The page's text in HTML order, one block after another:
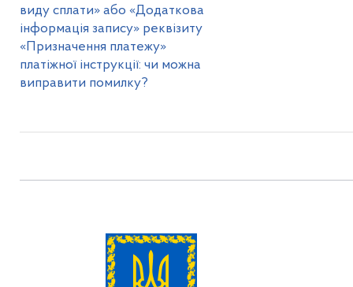
виду сплати» або «Додаткова
інформація запису» реквізиту
«Призначення платежу»
платіжної інструкції: чи можна
виправити помилку?